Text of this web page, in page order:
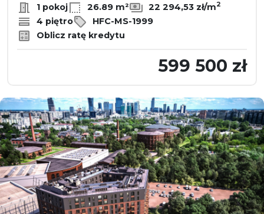
1 pokoj 26.89 m² 22 294,53 zł/m2
4 piętro
HFC-MS-1999
Oblicz ratę kredytu
599 500 zł